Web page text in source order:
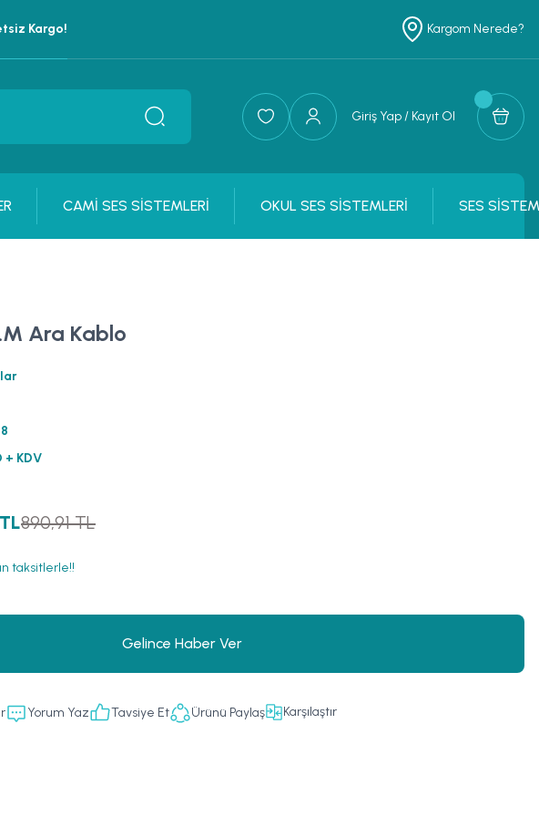
Kargo! Kargom Nerede?
Giriş Yap / Kayıt Ol
CAMİ SES SİSTEMLERİ OKUL SES SİSTEMLERİ SES
Ara Kablo
+ KDV
890,91 TL
taksitlerle!!
Gelince Haber Ver
Yorum Yaz Tavsiye Et Ürünü Paylaş Karşılaştır